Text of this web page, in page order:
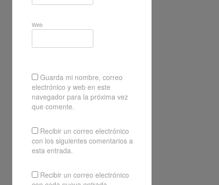
Web
Guarda mi nombre, correo
electrónico y web en este
navegador para la próxima vez
que comente.
Recibir un correo electrónico
con los siguientes comentarios a
esta entrada.
Recibir un correo electrónico